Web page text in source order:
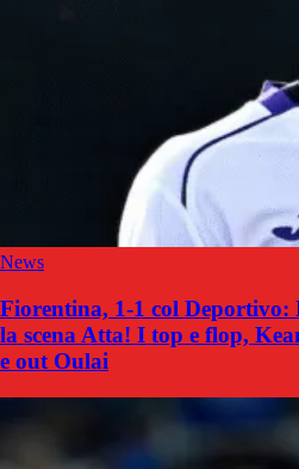
News
Fiorentina, 1-1 col Deportivo:
la scena Atta! I top e flop,
e out Oulai